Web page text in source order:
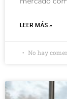
LEER MÁS »
No hay